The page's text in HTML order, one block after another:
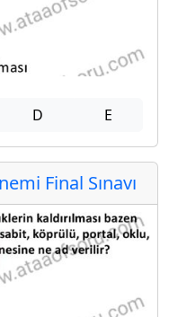
D E
Final Sınavı